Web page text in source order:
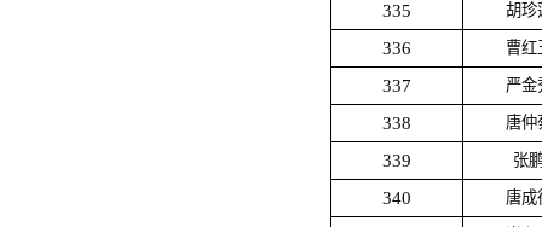
335 胡珍
336 曹红
337 严金
338 唐仲
339 张
340 唐成